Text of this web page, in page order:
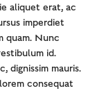
aliquet erat, ac
imperdiet
quam. Nunc
id.
dignissim mauris.
consequat